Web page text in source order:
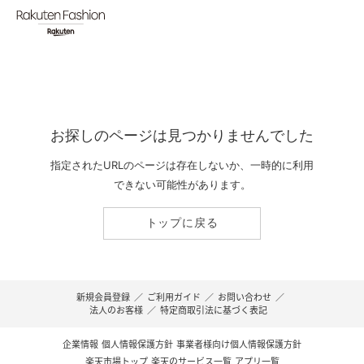
お探しのページは見つかりませんでした
指定されたURLのページは存在しないか、一時的に利用
できない可能性があります。
トップに戻る
新規会員登録 ／ ご利用ガイド ／ お問い合わせ ／
法人のお客様 ／ 特定商取引法に基づく表記
企業情報 個人情報保護方針 事業者様向け個人情報保護方針
楽天市場トップ 楽天のサービス一覧 アプリ一覧